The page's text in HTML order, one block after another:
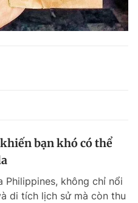
bạn khó có thể
Philippines, không chỉ nổi
di tích lịch sử mà còn thu